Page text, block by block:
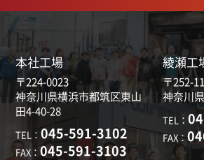
本社工場
〒224-0023
神奈川県横浜市都筑区東山
田4-40-28
TEL：045-591-3102
FAX：045-591-3103
綾瀬工
〒252-
神奈川
TEL：
FAX：